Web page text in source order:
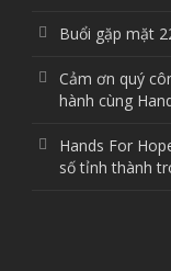
Buổi gặp mặt
Cảm ơn quý
hành cùng
Hands For
số tỉnh thành